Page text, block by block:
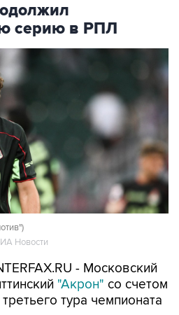
серию в РПЛ
Новости
- Московский
"Акрон" со счетом
тура чемпионата